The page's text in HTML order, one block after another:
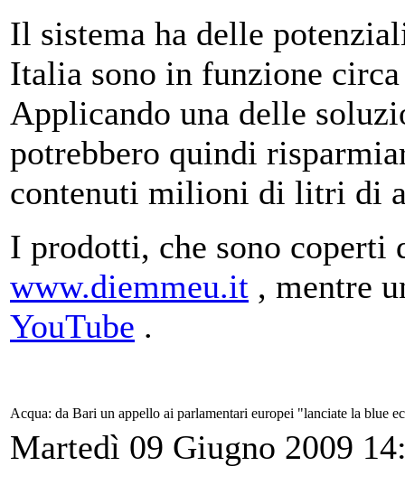
Il sistema ha delle
Italia sono in funzione
Applicando una delle
potrebbero quindi
contenuti milioni di litri di
I prodotti, che sono
www.diemmeu.it , mentre
YouTube .
Acqua: da Bari un appello ai parlamentari europei "lanciate la blue
Martedì 09 Giugno 2009